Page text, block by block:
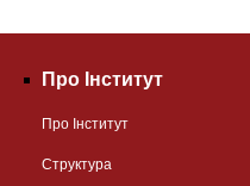
Про Інститут
Про Інститут
Структура